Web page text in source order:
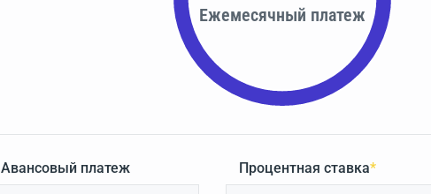
Ежемесячный платеж
Авансовый платеж Процентная ставка*